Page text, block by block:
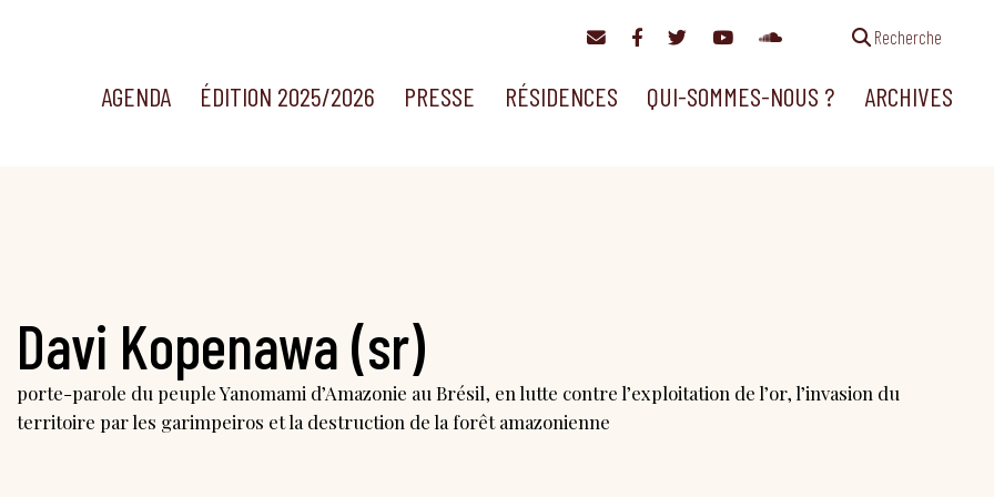
Recherche
AGENDA ÉDITION 2025/2026 PRESSE RÉSIDENCES QUI-SOMMES-NOUS ? ARCHIVES
Davi Kopenawa (sr)
porte-parole du peuple Yanomami d’Amazonie au Brésil, en lutte contre l’exploitation de l’or, l’invasion du
territoire par les garimpeiros et la destruction de la forêt amazonienne